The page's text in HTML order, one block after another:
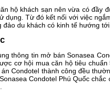
hộ khách sạn nên vừa có đầy
Từ đó kết nối với việc
du khách có kinh tế hướng tới.
thông tin mở bán Sonasea
cơ hội mua căn hộ tiêu
Condotel thành công đều
Condotel Phú Quốc chắc